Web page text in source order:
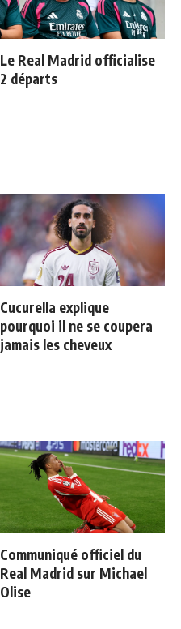
Le Real Madrid officialise
2 départs
Cucurella explique
pourquoi il ne se coupera
jamais les cheveux
Communiqué officiel du
Real Madrid sur Michael
Olise